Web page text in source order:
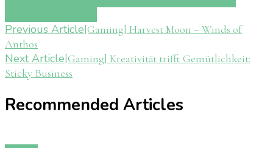
Post
Navigation
Previous Article[Gaming] Harvest Moon – Winds of
Anthos
Next Article[Gaming] Kreativität trifft Gemütlichkeit:
Sticky Business
Recommended Articles